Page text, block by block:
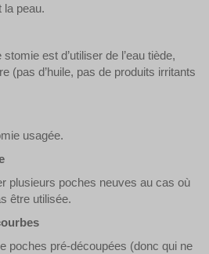
la peau.
est d’utiliser de l’eau tiède,
(pas d’huile, pas de produits irritants
usagée.
plusieurs poches neuves au cas où
être utilisée.
poches pré-découpées (donc qui ne